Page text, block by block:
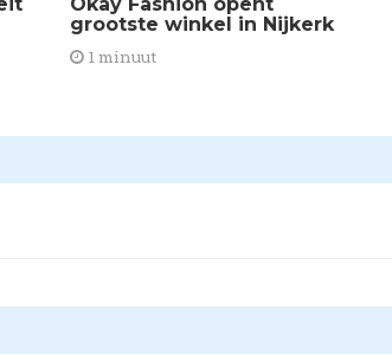
grootste winkel in Nijkerk
1 minuut